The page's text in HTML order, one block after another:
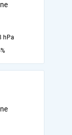
hPa